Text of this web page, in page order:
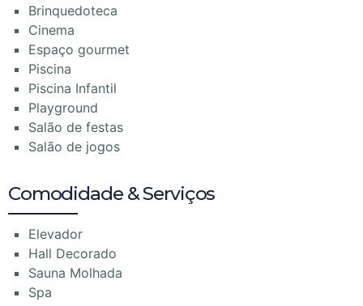
Brinquedoteca
Cinema
Espaço gourmet
Piscina
Piscina Infantil
Playground
Salão de festas
Salão de jogos
Comodidade & Serviços
Elevador
Hall Decorado
Sauna Molhada
Spa